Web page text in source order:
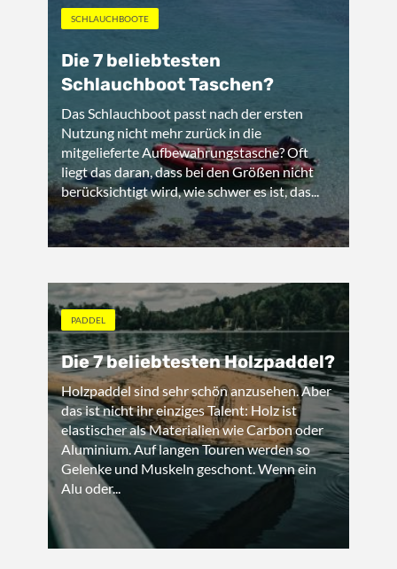
SCHLAUCHBOOTE
Die 7 beliebtesten
Schlauchboot Taschen?
Das Schlauchboot passt nach der ersten
Nutzung nicht mehr zurück in die
mitgelieferte Aufbewahrungstasche? Oft
liegt das daran, dass bei den Größen nicht
berücksichtigt wird, wie schwer es ist, das...
PADDEL
Die 7 beliebtesten Holzpaddel?
Holzpaddel sind sehr schön anzusehen. Aber
das ist nicht ihr einziges Talent: Holz ist
elastischer als Materialien wie Carbon oder
Aluminium. Auf langen Touren werden so
Gelenke und Muskeln geschont. Wenn ein
Alu oder...